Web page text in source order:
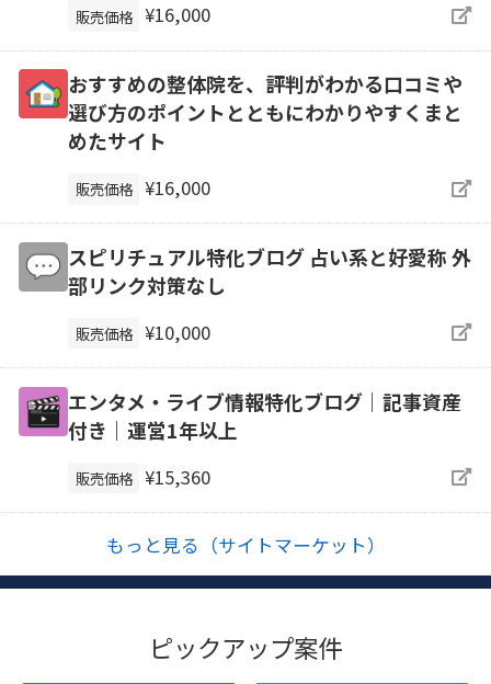
販売価格 ¥16,000
おすすめの整体院を、評判がわかる口コミや
選び方のポイントとともにわかりやすくまと
めたサイト
販売価格 ¥16,000
スピリチュアル特化ブログ 占い系と好愛称 外
部リンク対策なし
販売価格 ¥10,000
エンタメ・ライブ情報特化ブログ｜記事資産
付き｜運営1年以上
販売価格 ¥15,360
もっと見る（サイトマーケット）
ピックアップ案件